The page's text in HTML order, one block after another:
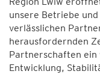
unsere Betriebe
verlässlichen
herausfordernden
Partnerschaften
Entwicklung,